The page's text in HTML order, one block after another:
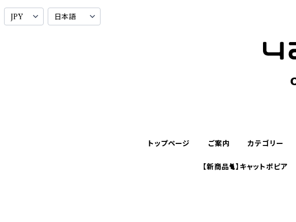
トップページ ご案内 カテゴリー
【新商品🐈】キャットポピア